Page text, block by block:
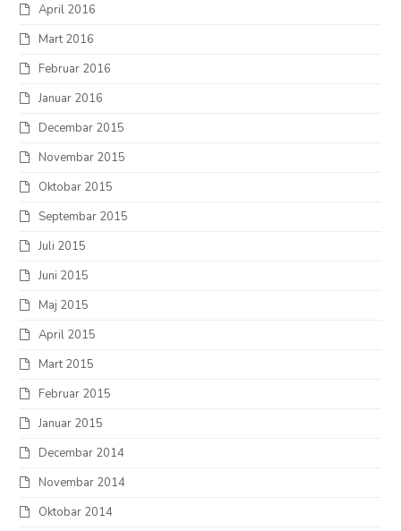
April 2016
Mart 2016
Februar 2016
Januar 2016
Decembar 2015
Novembar 2015
Oktobar 2015
Septembar 2015
Juli 2015
Juni 2015
Maj 2015
April 2015
Mart 2015
Februar 2015
Januar 2015
Decembar 2014
Novembar 2014
Oktobar 2014